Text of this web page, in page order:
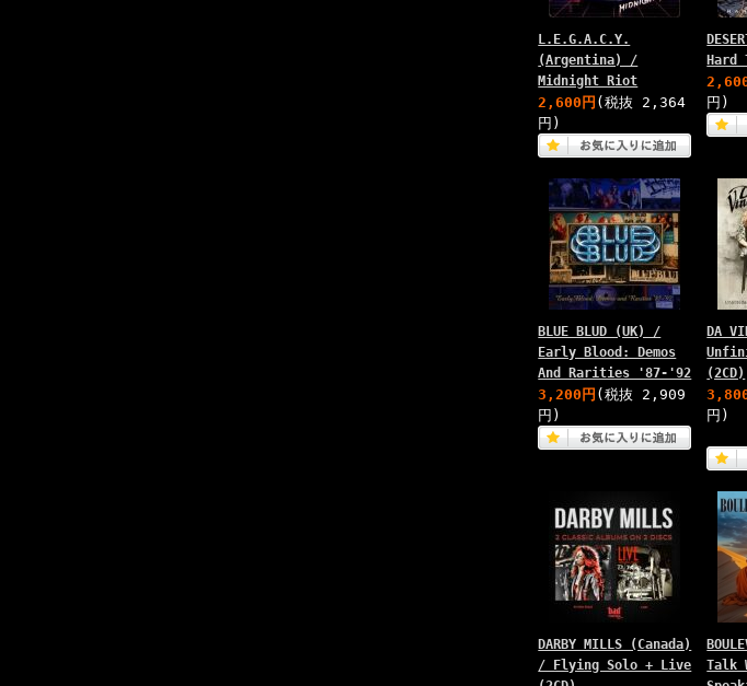
L.E.G.A.C.Y.
(Argentina) /
Midnight Riot
2,600円 (税抜 2,364
円)
Hard
円)
BLUE BLUD (UK) /
Early Blood: Demos
And Rarities '87-'92
3,200円 (税抜 2,909
円)
DA
(2CD)
円)
DARBY MILLS (Canada)
/ Flying Solo + Live
Talk